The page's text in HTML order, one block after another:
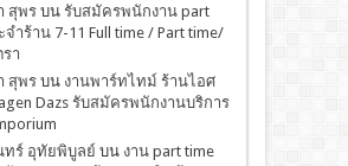
สุพรบน รับสมัครพนักงาน part
จำร้าน 7-11 Full time / Part time/
า
สุพรบน งานพาร์ทไทม์ ร้านไอศ
Dazs รับสมัครพนักงานบริการ
ทร์ อุทัยพิบูลย์ บน งาน part time